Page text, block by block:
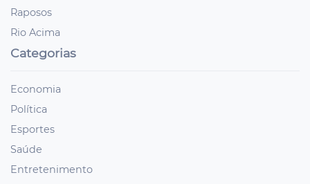
Raposos
Rio Acima
Categorias
Economia
Política
Esportes
Saúde
Entretenimento